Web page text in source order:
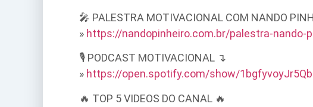
🎤 PALESTRA MOTIVACIONAL COM NANDO
» https://nandopinheiro.com.br/palestra-nando-
🎙️ PODCAST MOTIVACIONAL ↴
» https://open.spotify.com/show/
🔥 TOP 5 VIDEOS DO CANAL 🔥